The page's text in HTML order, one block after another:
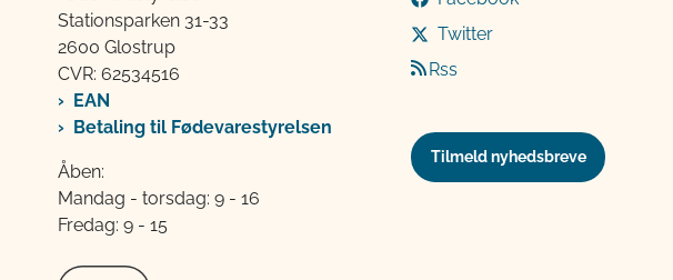
Stationsparken 31-33
2600 Glostrup
CVR: 62534516
EAN
Betaling til Fødevarestyrelsen
Åben:
Mandag - torsdag: 9 - 16
Fredag: 9 - 15
Twitter
Rss
Tilmeld nyhedsbreve